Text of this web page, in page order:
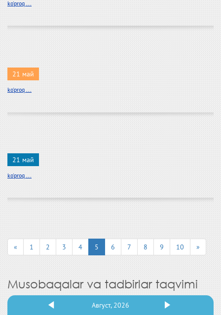
ko'proq ...
21 май
ko'proq ...
21 май
ko'proq ...
« 1 2 3 4 5 6 7 8 9 10 »
Musobaqalar va tadbirlar taqvimi
Август, 2026